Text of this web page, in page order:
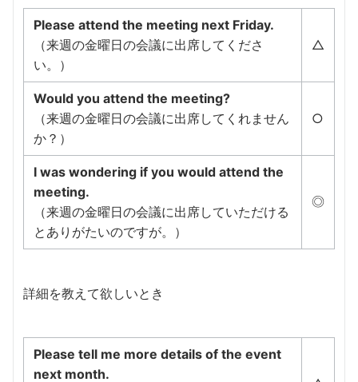
Please attend the meeting next Friday.
（来週の金曜日の会議に出席してくださ
い。）
△
Would you attend the meeting?
（来週の金曜日の会議に出席してくれません
か？）
○
I was wondering if you would attend the
meeting.
（来週の金曜日の会議に出席していただける
とありがたいのですが。）
◎
詳細を教えて欲しいとき
Please tell me more details of the event
next month.